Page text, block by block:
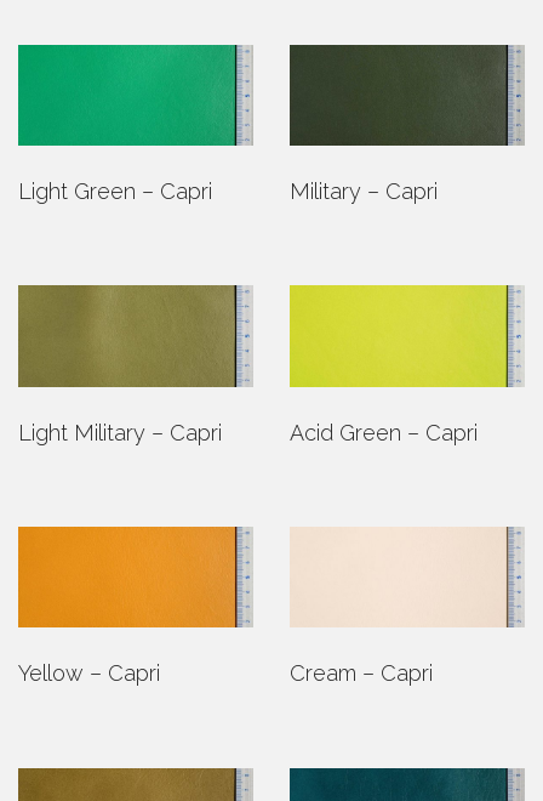
Light Green – Capri Military – Capri
Light Military – Capri Acid Green – Capri
Yellow – Capri Cream – Capri